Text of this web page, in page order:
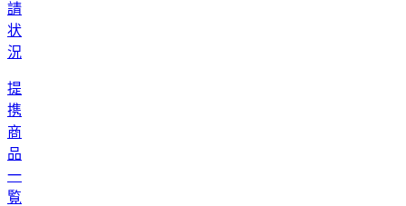
請
状
況
提
携
商
品
一
覧